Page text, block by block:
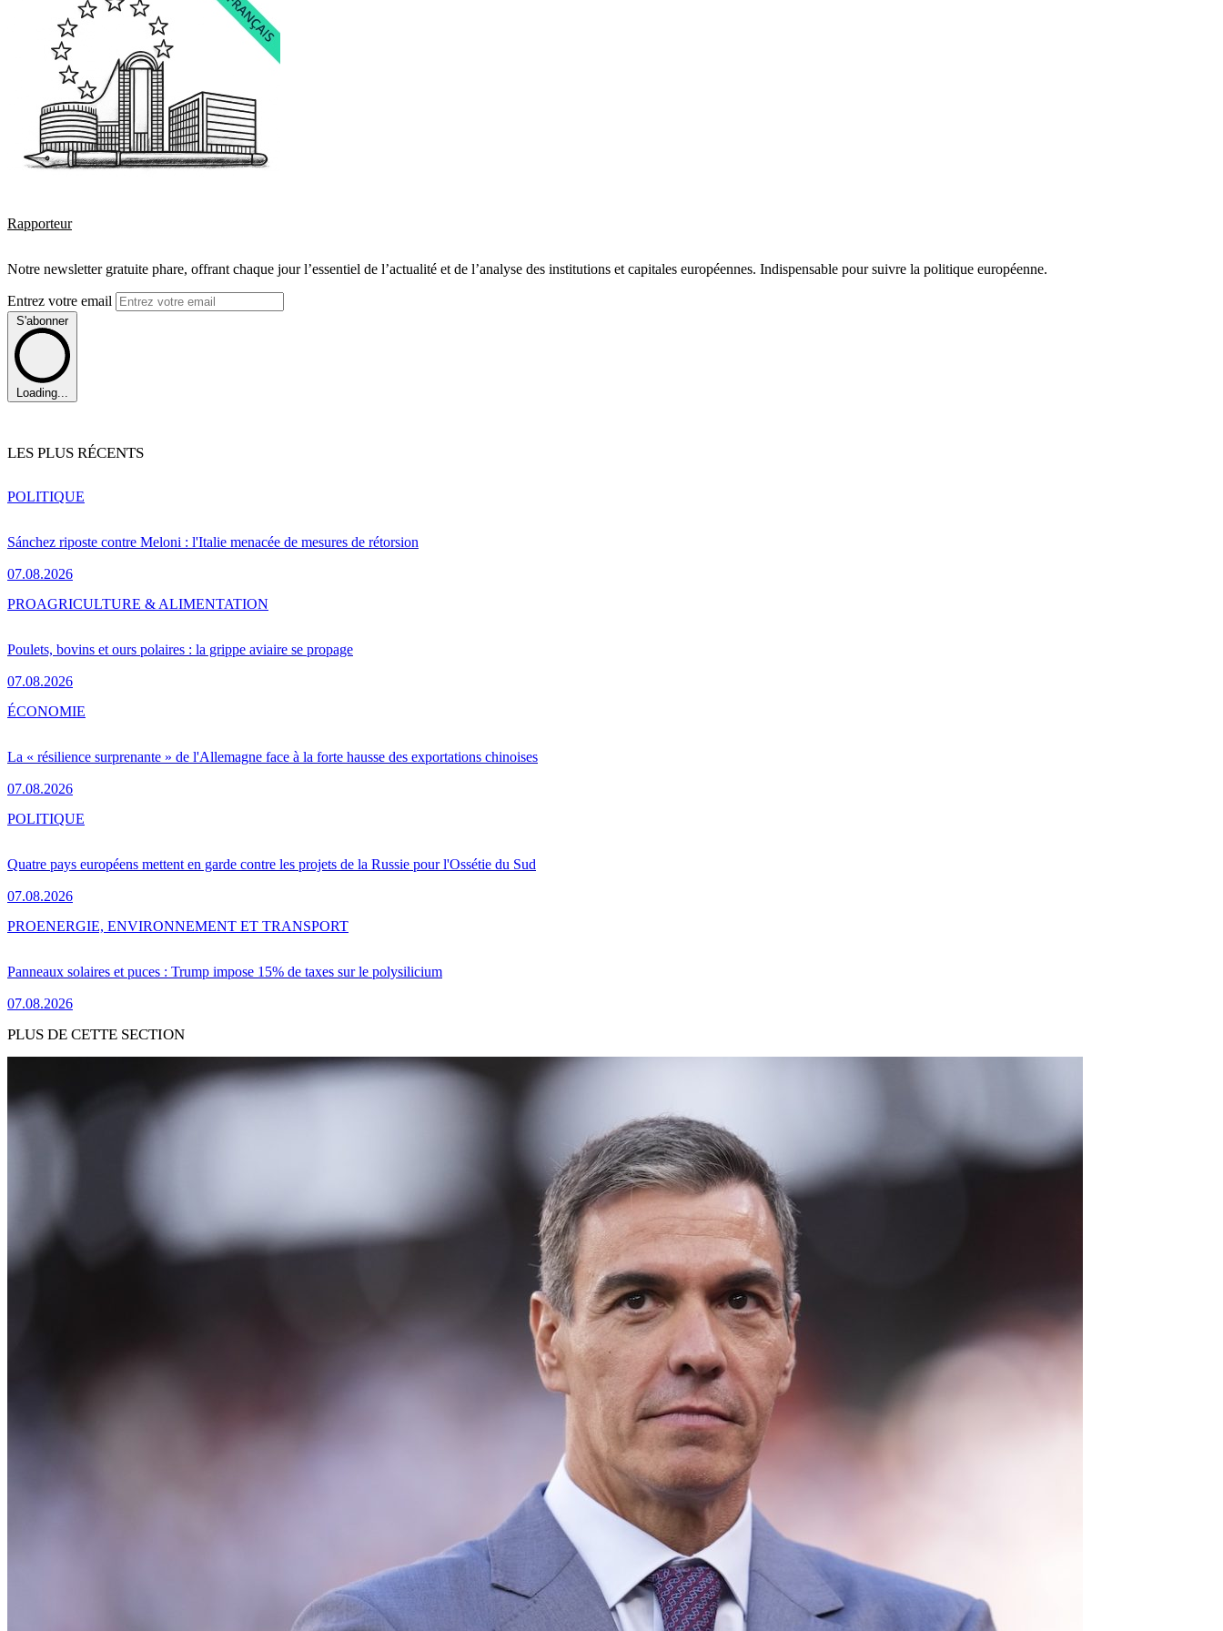
Rapporteur
Notre newsletter gratuite phare, offrant chaque jour l’essentiel de l’actualité et de l’analyse des institutions et capitales européennes. Indispensable pour suivre la politique européenne.
Entrez votre email
S'abonner
Loading...
LES PLUS RÉCENTS
Sánchez riposte contre Meloni : l'Italie menacée de mesures de rétorsion
07.08.2026
POLITIQUE
Poulets, bovins et ours polaires : la grippe aviaire se propage
07.08.2026
PROAGRICULTURE & ALIMENTATION
La « résilience surprenante » de l'Allemagne face à la forte hausse des exportations chinoises
07.08.2026
ÉCONOMIE
Quatre pays européens mettent en garde contre les projets de la Russie pour l'Ossétie du Sud
07.08.2026
POLITIQUE
Panneaux solaires et puces : Trump impose 15% de taxes sur le polysilicium
07.08.2026
PROENERGIE, ENVIRONNEMENT ET TRANSPORT
PLUS DE CETTE SECTION